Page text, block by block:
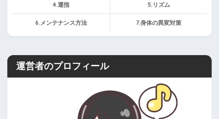
4.運指 5.リズム
6.メンテナンス方法 7.身体の異変対策
運営者のプロフィール